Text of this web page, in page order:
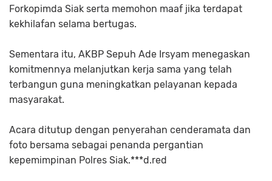
Forkopimda Siak serta memohon maaf jika terdapat
kekhilafan selama bertugas.
Sementara itu, AKBP Sepuh Ade Irsyam menegaskan
komitmennya melanjutkan kerja sama yang telah
terbangun guna meningkatkan pelayanan kepada
masyarakat.
Acara ditutup dengan penyerahan cenderamata dan
foto bersama sebagai penanda pergantian
kepemimpinan Polres Siak.***d.red